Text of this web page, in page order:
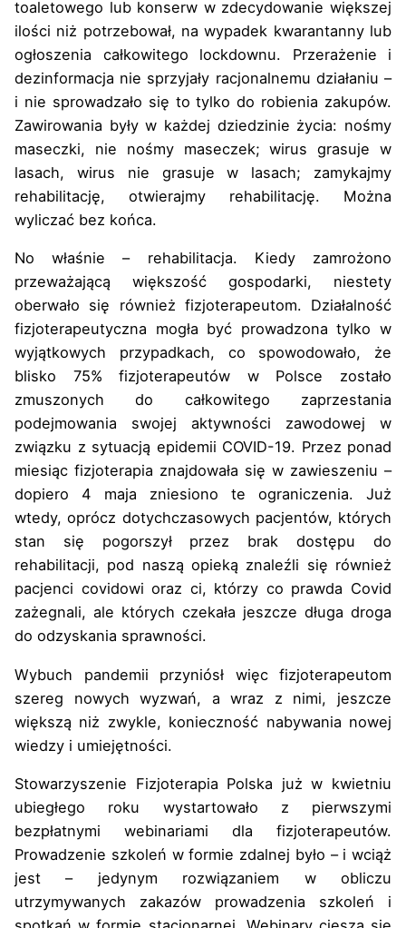
toaletowego lub konserw w zdecydowanie większej
ilości niż potrzebował, na wypadek kwarantanny lub
ogłoszenia całkowitego lockdownu. Przerażenie i
dezinformacja nie sprzyjały racjonalnemu działaniu –
i nie sprowadzało się to tylko do robienia zakupów.
Zawirowania były w każdej dziedzinie życia: nośmy
maseczki, nie nośmy maseczek; wirus grasuje w
lasach, wirus nie grasuje w lasach; zamykajmy
rehabilitację, otwierajmy rehabilitację. Można
wyliczać bez końca.
No właśnie – rehabilitacja. Kiedy zamrożono
przeważającą większość gospodarki, niestety
oberwało się również fizjoterapeutom. Działalność
fizjoterapeutyczna mogła być prowadzona tylko w
wyjątkowych przypadkach, co spowodowało, że
blisko 75% fizjoterapeutów w Polsce zostało
zmuszonych do całkowitego zaprzestania
podejmowania swojej aktywności zawodowej w
związku z sytuacją epidemii COVID-19. Przez ponad
miesiąc fizjoterapia znajdowała się w zawieszeniu –
dopiero 4 maja zniesiono te ograniczenia. Już
wtedy, oprócz dotychczasowych pacjentów, których
stan się pogorszył przez brak dostępu do
rehabilitacji, pod naszą opieką znaleźli się również
pacjenci covidowi oraz ci, którzy co prawda Covid
zażegnali, ale których czekała jeszcze długa droga
do odzyskania sprawności.
Wybuch pandemii przyniósł więc fizjoterapeutom
szereg nowych wyzwań, a wraz z nimi, jeszcze
większą niż zwykle, konieczność nabywania nowej
wiedzy i umiejętności.
Stowarzyszenie Fizjoterapia Polska już w kwietniu
ubiegłego roku wystartowało z pierwszymi
bezpłatnymi webinariami dla fizjoterapeutów.
Prowadzenie szkoleń w formie zdalnej było – i wciąż
jest – jedynym rozwiązaniem w obliczu
utrzymywanych zakazów prowadzenia szkoleń i